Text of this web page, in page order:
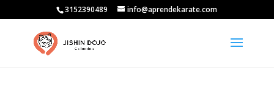
3152390489 info@aprendekarate.com